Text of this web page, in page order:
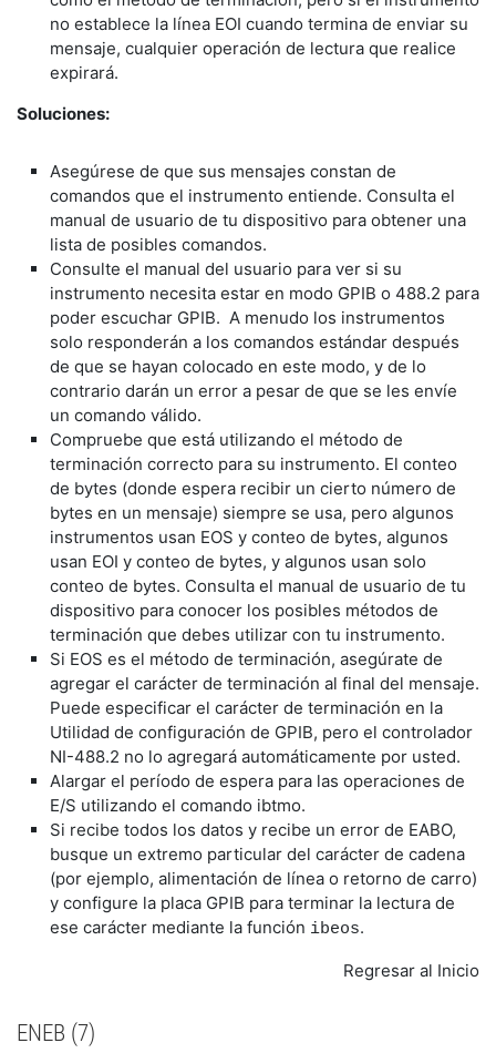
no establece la línea EOI cuando termina de enviar su
mensaje, cualquier operación de lectura que realice
expirará.
Soluciones:
Asegúrese de que sus mensajes constan de
comandos que el instrumento entiende. Consulta el
manual de usuario de tu dispositivo para obtener una
lista de posibles comandos.
Consulte el manual del usuario para ver si su
instrumento necesita estar en modo GPIB o 488.2 para
poder escuchar GPIB. A menudo los instrumentos
solo responderán a los comandos estándar después
de que se hayan colocado en este modo, y de lo
contrario darán un error a pesar de que se les envíe
un comando válido.
Compruebe que está utilizando el método de
terminación correcto para su instrumento. El conteo
de bytes (donde espera recibir un cierto número de
bytes en un mensaje) siempre se usa, pero algunos
instrumentos usan EOS y conteo de bytes, algunos
usan EOI y conteo de bytes, y algunos usan solo
conteo de bytes. Consulta el manual de usuario de tu
dispositivo para conocer los posibles métodos de
terminación que debes utilizar con tu instrumento.
Si EOS es el método de terminación, asegúrate de
agregar el carácter de terminación al final del mensaje.
Puede especificar el carácter de terminación en la
Utilidad de configuración de GPIB, pero el controlador
NI-488.2 no lo agregará automáticamente por usted.
Alargar el período de espera para las operaciones de
E/S utilizando el comando ibtmo.
Si recibe todos los datos y recibe un error de EABO,
busque un extremo particular del carácter de cadena
(por ejemplo, alimentación de línea o retorno de carro)
y configure la placa GPIB para terminar la lectura de
ese carácter mediante la función ibeos.
Regresar al Inicio
ENEB (7)